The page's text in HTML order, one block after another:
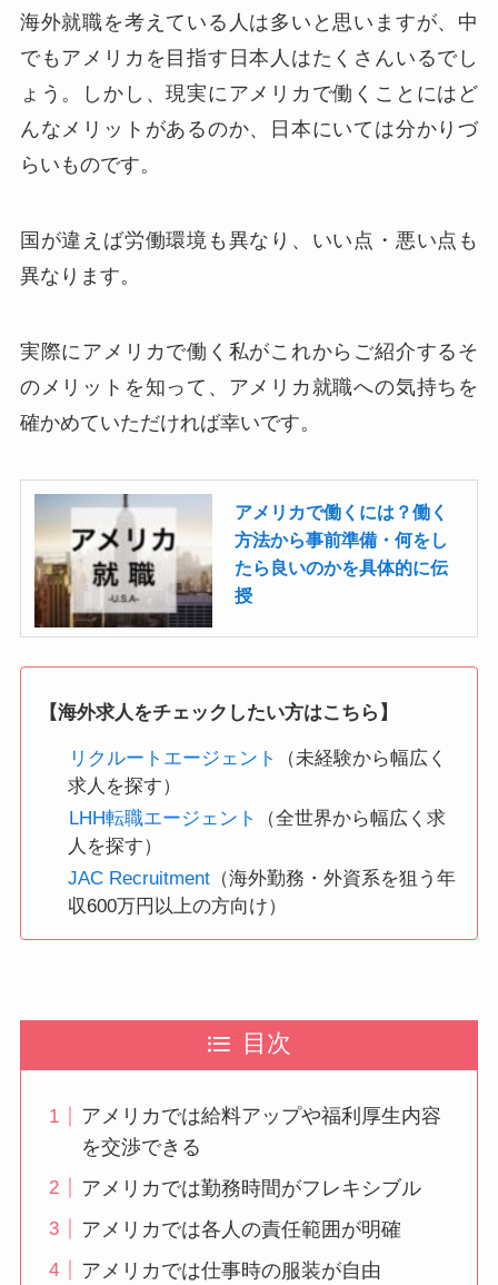
海外就職を考えている人は多いと思いますが、中
でもアメリカを目指す日本人はたくさんいるでし
ょう。しかし、現実にアメリカで働くことにはど
んなメリットがあるのか、日本にいては分かりづ
らいものです。
国が違えば労働環境も異なり、いい点・悪い点も
異なります。
実際にアメリカで働く私がこれからご紹介するそ
のメリットを知って、アメリカ就職への気持ちを
確かめていただければ幸いです。
アメリカで働くには？働く
方法から事前準備・何をし
たら良いのかを具体的に伝
授
【海外求人をチェックしたい方はこちら】
リクルートエージェント
（未経験から幅広く
求人を探す）
LHH転職エージェント
（全世界から幅広く求
人を探す）
JAC Recruitment （海外勤務・外資系を狙う年
収600万円以上の方向け）
目次
アメリカでは給料アップや福利厚生内容
を交渉できる
アメリカでは勤務時間がフレキシブル
アメリカでは各人の責任範囲が明確
アメリカでは仕事時の服装が自由